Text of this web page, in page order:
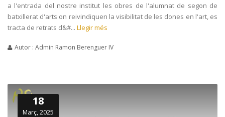
a l'entrada del nostre institut les obres de l'alumnat de segon de
batxillerat d'arts on reivindiquen la visibilitat de les dones en l'art, es
tracta de retrats d&#... Llegir més
Autor : Admin Ramon Berenguer IV
18
Març, 2025